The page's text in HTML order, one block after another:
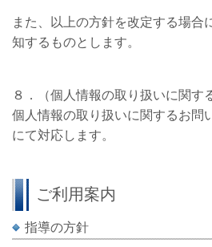
また、以上の方針を改定する場合
知するものとします。
８．（個人情報の取り扱いに関す
個人情報の取り扱いに関するお問
にて対応します。
ご利用案内
指導の方針